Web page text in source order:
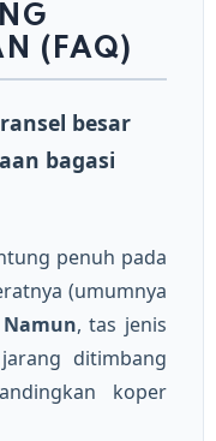
(FAQ)
besar
bagasi
penuh pada
(umumnya
Namun, tas jenis
ditimbang
koper